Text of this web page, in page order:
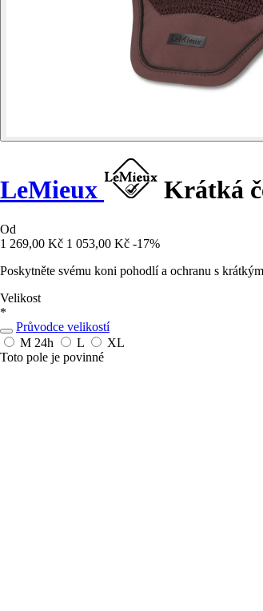
LeMieux Krátká
Od
1 269,00 Kč 1 053,00 Kč -17%
Poskytněte svému koni pohodlí a ochranu s
Velikost
*
Průvodce velikostí
M 24h L
XL
Toto pole je povinné